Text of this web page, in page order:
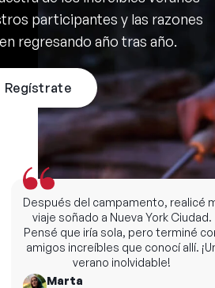
participantes y las razones
regresando año tras año.
Regístrate
Después del campamento, realicé mi
viaje soñado a Nueva York Ciudad.
Pensé que iría sola, pero terminé con
amigos increíbles que conocí allí. ¡Un
verano inolvidable!
Marta